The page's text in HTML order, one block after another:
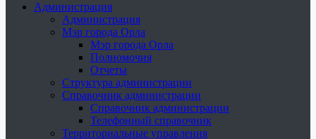
Администрация
Администрация
Мэр города Орла
Мэр города Орла
Полномочия
Отчеты
Структура администрации
Справочник администрации
Справочник администрации
Телефонный справочник
Территориальные управления